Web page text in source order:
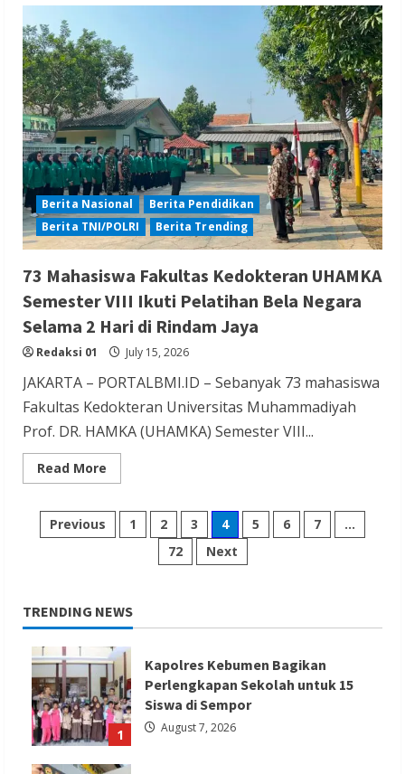
di
Taipei
Children’s
Arts
Festival
Berita Nasional
Berita Pendidikan
Berita TNI/POLRI
Berita Trending
73 Mahasiswa Fakultas Kedokteran UHAMKA
Semester VIII Ikuti Pelatihan Bela Negara
Selama 2 Hari di Rindam Jaya
Redaksi 01 July 15, 2026
JAKARTA – PORTALBMI.ID – Sebanyak 73 mahasiswa
Fakultas Kedokteran Universitas Muhammadiyah
Prof. DR. HAMKA (UHAMKA) Semester VIII...
Read More
more
Mahasiswa
Fakultas
Kedokteran
Semester
Pelatihan
Bela
Negara
Selama
2
Hari
di
Rindam
Jaya
Posts
Previous 1 2 3 4 5 6 7
…
72
Next
TRENDING NEWS
1
Kapolres Kebumen Bagikan
Perlengkapan Sekolah untuk 15
Siswa di Sempor
August 7, 2026